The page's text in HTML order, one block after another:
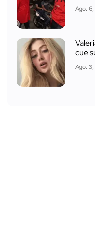
Ago.
que
Ago.